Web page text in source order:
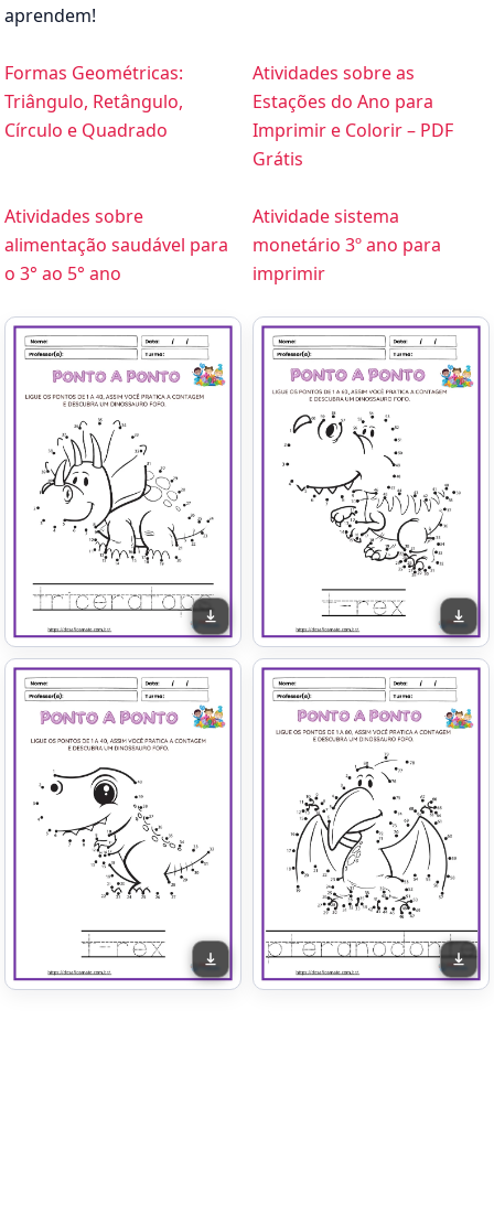
aprendem!
Formas Geométricas:
Triângulo, Retângulo,
Círculo e Quadrado
Atividades sobre as
Estações do Ano para
Imprimir e Colorir – PDF
Grátis
Atividades sobre
alimentação saudável para
o 3° ao 5° ano
Atividade sistema
monetário 3º ano para
imprimir